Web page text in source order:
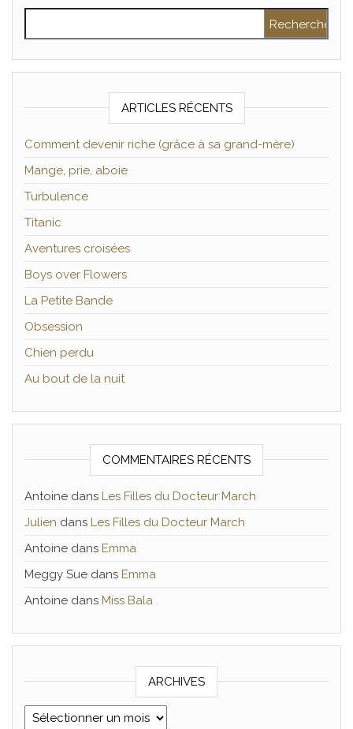
ARTICLES RÉCENTS
Comment devenir riche (grâce à sa grand-mère)
Mange, prie, aboie
Turbulence
Titanic
Aventures croisées
Boys over Flowers
La Petite Bande
Obsession
Chien perdu
Au bout de la nuit
COMMENTAIRES RÉCENTS
Antoine dans Les Filles du Docteur March
Julien dans Les Filles du Docteur March
Antoine dans Emma
Meggy Sue dans Emma
Antoine dans Miss Bala
ARCHIVES
Archives